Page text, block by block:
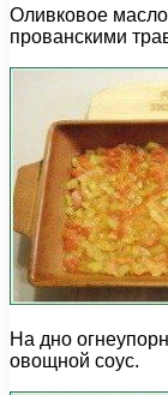
Оливковое
прованскими
На дно
овощной соус.